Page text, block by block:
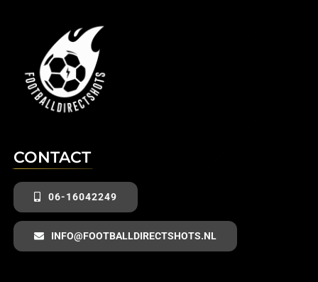
CONTACT
06-16042249
INFO@FOOTBALLDIRECTSHOTS.NL